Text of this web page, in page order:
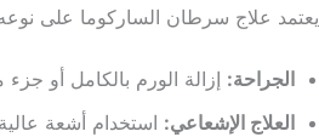
يعتمد علاج سرطان الساركوما على
الجراحة: إزالة الورم بالكامل أو جزء
العلاج الإشعاعي: استخدام أشعة